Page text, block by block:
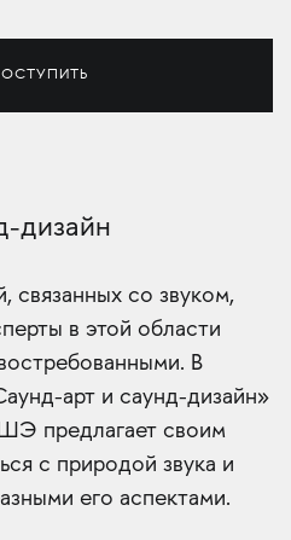
дизайн
связанных со звуком,
в этой области
В
арт и саунд-дизайн»
предлагает своим
с природой звука и
его аспектами.